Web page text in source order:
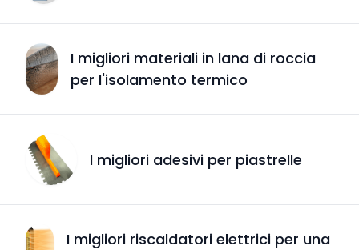
I migliori materiali in lana di roccia
per l'isolamento termico
I migliori adesivi per piastrelle
I migliori riscaldatori elettrici per una